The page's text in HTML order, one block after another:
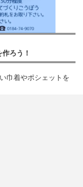
ろう！
巾着やポシェットを